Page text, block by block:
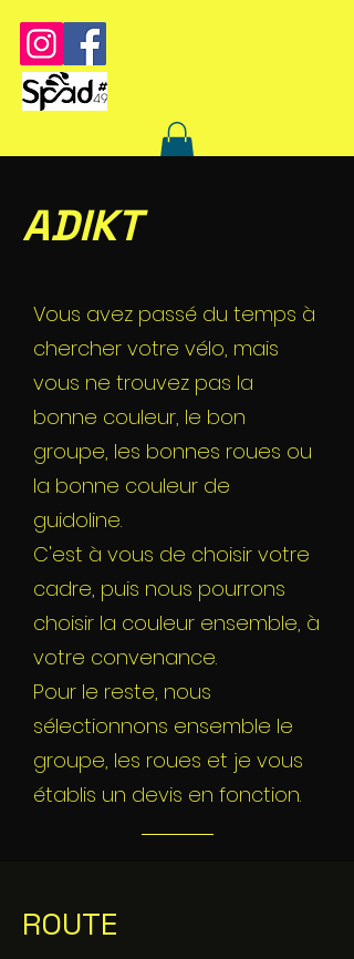
ADIKT
Vous avez passé du temps à
chercher votre vélo, mais
vous ne trouvez pas la
bonne couleur, le bon
groupe, les bonnes roues ou
la bonne couleur de
guidoline.
C'est à vous de choisir votre
cadre, puis nous pourrons
choisir la couleur ensemble, à
votre convenance.
Pour le reste, nous
sélectionnons ensemble le
groupe, les roues et je vous
établis un devis en fonction.
ROUTE